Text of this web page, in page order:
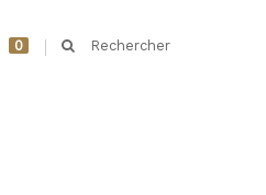
Rechercher
0